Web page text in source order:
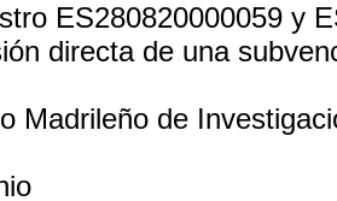
ES280820000059 y
directa de una
Madrileño de